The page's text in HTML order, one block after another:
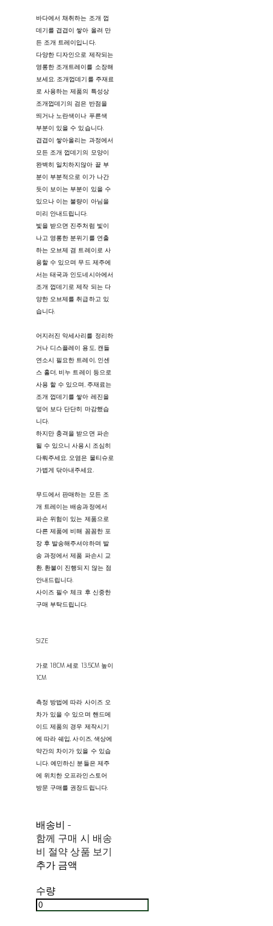
바다에서 채취하는 조개 껍
데기를 겹겹이 쌓아 올려 만
든 조개 트레이입니다.
다양한 디자인으로 제작되는
영롱한 조개트레이를 소장해
보세요. 조개껍데기를 주재료
로 사용하는 제품의 특성상
조개껍데기의 검은 반점을
띄거나 노란색이나 푸른색
부분이 있을 수 있습니다.
겹겹이 쌓아올리는 과정에서
모든 조개 껍데기의 모양이
완벽히 일치하지않아 끝 부
분이 부분적으로 이가 나간
듯이 보이는 부분이 있을 수
있으나 이는 불량이 아님을
미리 안내드립니다.
빛을 받으면 진주처럼 빛이
나고 영롱한 분위기를 연출
하는 오브제 겸 트레이로 사
용할 수 있으며 무드 제주에
서는 태국과 인도네시아에서
조개 껍데기로 제작 되는 다
양한 오브제를 취급하고 있
습니다.
어지러진 악세사리를 정리하
거나 디스플레이 용도, 캔들
연소시 필요한 트레이, 인센
스 홀더, 비누 트레이 등으로
사용 할 수 있으며, 주재료는
조개 껍데기를 쌓아 레진을
덮어 보다 단단히 마감했습
니다.
하지만 충격을 받으면 파손
될 수 있으니 사용시 조심히
다뤄주세요. 오염은 물티슈로
가볍게 닦아내주세요.
무드에서 판매하는 모든 조
개 트레이는 배송과정에서
파손 위험이 있는 제품으로
다른 제품에 비해 꼼꼼한 포
장 후 발송해주셔야하며 발
송 과정에서 제품 파손시 교
환, 환불이 진행되지 않는 점
안내드립니다.
사이즈 필수 체크 후 신중한
구매 부탁드립니다.
SIZE
가로 18CM 세로 13.5CM 높이
1CM
측정 방법에 따라 사이즈 오
차가 있을 수 있으며 핸드메
이드 제품의 경우 제작시기
에 따라 쉐입, 사이즈, 색상에
약간의 차이가 있을 수 있습
니다. 예민하신 분들은 제주
에 위치한 오프라인스토어
방문 구매를 권장드립니다.
배송비-
함께 구매 시 배송
비 절약 상품 보기
추가 금액
수량